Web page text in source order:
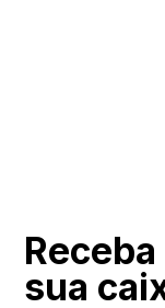
Receba
sua